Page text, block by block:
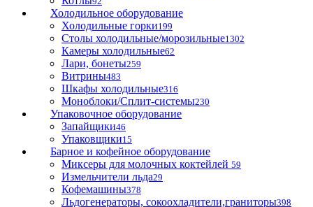
Холодильное оборудование
Холодильные горки199
Столы холодильные/морозильные1302
Камеры холодильные62
Лари, бонеты259
Витрины483
Шкафы холодильные316
Моноблоки/Сплит-системы230
Упаковочное оборудование
Запайщики46
Упаковщики15
Барное и кофейное оборудование
Миксеры для молочных коктейлей 59
Измельчители льда29
Кофемашины378
Льдогенераторы, сокоохладители,граниторы398